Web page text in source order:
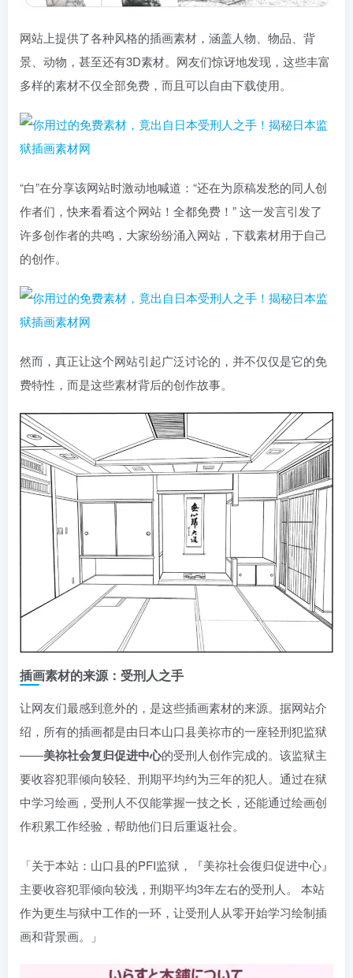
网站上提供了各种风格的插画素材，涵盖人物、物品、背
景、动物，甚至还有3D素材。网友们惊讶地发现，这些丰富
多样的素材不仅全部免费，而且可以自由下载使用。
“白”在分享该网站时激动地喊道：“还在为原稿发愁的同人创
作者们，快来看看这个网站！全都免费！” 这一发言引发了
许多创作者的共鸣，大家纷纷涌入网站，下载素材用于自己
的创作。
然而，真正让这个网站引起广泛讨论的，并不仅仅是它的免
费特性，而是这些素材背后的创作故事。
插画素材的来源：受刑人之手
让网友们最感到意外的，是这些插画素材的来源。据网站介
绍，所有的插画都是由日本山口县美祢市的一座轻刑犯监狱
——美祢社会复归促进中心的受刑人创作完成的。该监狱主
要收容犯罪倾向较轻、刑期平均约为三年的犯人。通过在狱
中学习绘画，受刑人不仅能掌握一技之长，还能通过绘画创
作积累工作经验，帮助他们日后重返社会。
「关于本站：山口县的PFI监狱，『美祢社会復归促进中心』
主要收容犯罪倾向较浅，刑期平均3年左右的受刑人。 本站
作为更生与狱中工作的一环，让受刑人从零开始学习绘制插
画和背景画。」